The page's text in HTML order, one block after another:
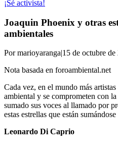
¡Sé activista!
Joaquin Phoenix y otras
ambientales
Por marioyaranga|15 de octubre de
Nota basada en foroambiental.net
Cada vez, en el mundo más
ambiental y se comprometen con
sumado sus voces al llamado por
estas estrellas que están
Leonardo Di Caprio